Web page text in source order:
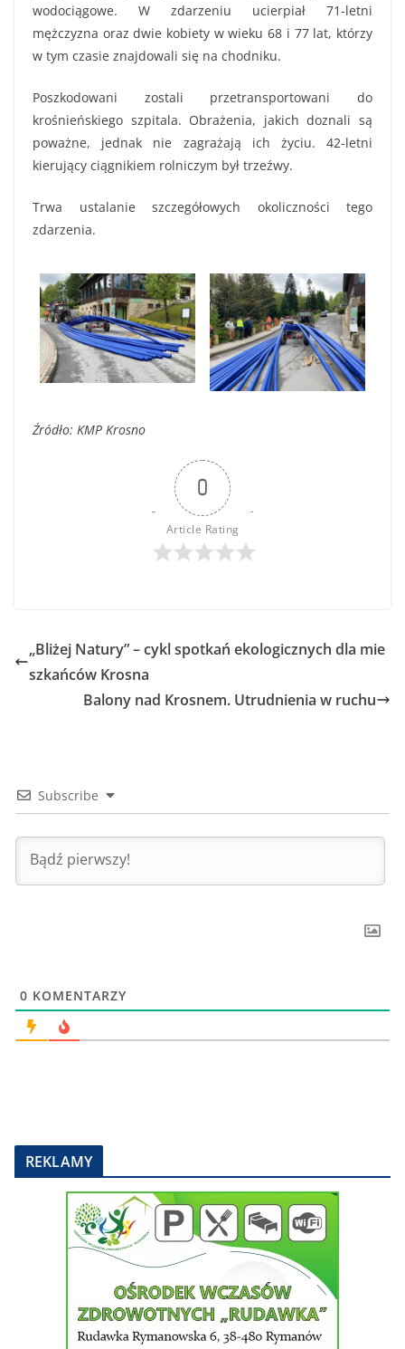
wodociągowe. W zdarzeniu ucierpiał 71-letni
mężczyzna oraz dwie kobiety w wieku 68 i 77 lat, którzy
w tym czasie znajdowali się na chodniku.
Poszkodowani zostali przetransportowani do
krośnieńskiego szpitala. Obrażenia, jakich doznali są
poważne, jednak nie zagrażają ich życiu. 42-letni
kierujący ciągnikiem rolniczym był trzeźwy.
Trwa ustalanie szczegółowych okoliczności tego
zdarzenia.
Źródło: KMP Krosno
0
Article Rating
„Bliżej Natury” – cykl spotkań ekologicznych dla mie
szkańców Krosna
Balony nad Krosnem. Utrudnienia w ruchu
Subscribe
0 KOMENTARZY
REKLAMY